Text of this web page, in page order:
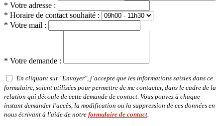
* Votre adresse :
* Horaire de contact souhaité :
* Votre mail :
* Votre demande :
En cliquant sur "Envoyer", j’accepte que les informations saisies dans ce
formulaire, soient utilisées pour permettre de me contacter, dans le cadre de la
relation qui découle de cette demande de contact. Vous pouvez à chaque
instant demander l'accès, la modification ou la suppression de ces données en
nous écrivant à l'aide de notre formulaire de contact